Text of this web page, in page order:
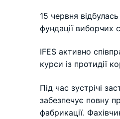
15 червня
фундації
IFES активно
курси із протидії
Під час зустрічі
забезпечує повну
фабрикації.